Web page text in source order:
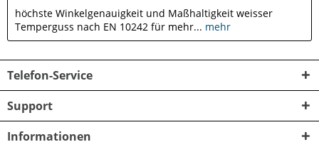
höchste Winkelgenauigkeit und Maßhaltigkeit weisser
Temperguss nach EN 10242 für mehr... mehr
Telefon-Service
Support
Informationen